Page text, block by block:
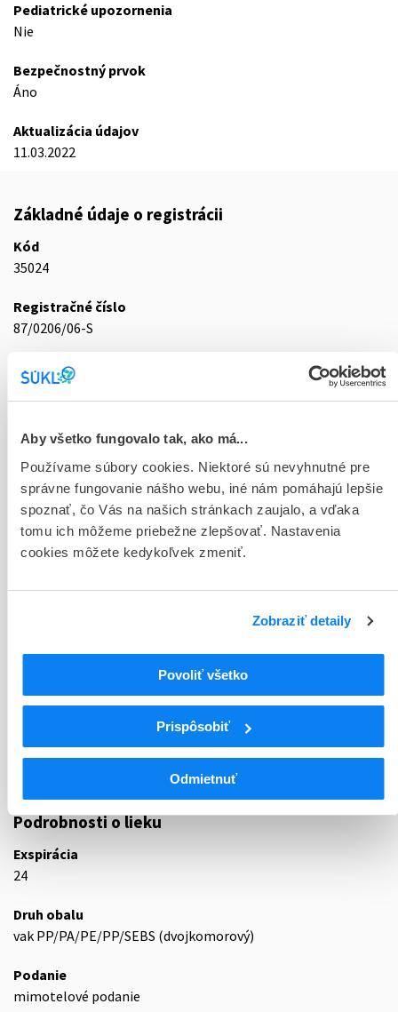
Aby všetko fungovalo tak, ako má...
Používame súbory cookies. Niektoré sú nevyhnutné pre
správne fungovanie nášho webu, iné nám pomáhajú lepšie
spoznať, čo Vás na našich stránkach zaujalo, a vďaka
tomu ich môžeme priebežne zlepšovať. Nastavenia
cookies môžete kedykoľvek zmeniť.
Zobraziť detaily
Povoliť všetko
Prispôsobiť
Odmietnuť
Pediatrické upozornenia
Nie
Bezpečnostný prvok
Áno
Aktualizácia údajov
11.03.2022
Základné údaje o registrácii
Kód
35024
Registračné číslo
87/0206/06-S
Doplnok
sol hhh 2x5000 ml (3750 ml+1250 ml) (vak
Stav
D - Registrácia bez obmedzenia platnosti
Typ registračnej procedúry
Vzájomné uznávanie (mutual recognition proc.)
Nikkiso Belgium, Belgicko
87 - VARIA I
ATC
KRV A KRVOTVORNÉ ORGÁNY
NÁHRADY KRVI A PERFÚZNE ROZTOKY
B05Z
LIEČIVÁ NA HEMODIALÝZU A HEMOFILTRÁCIU
Hemofiltráty
Podrobnosti o lieku
Exspirácia
24
Druh obalu
vak PP/PA/PE/PP/SEBS (dvojkomorový)
Podanie
mimotelové podanie